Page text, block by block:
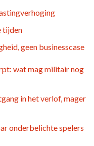
tijden
geen businesscase
wat mag militair nog
in het verlof, mager
onderbelichte spelers